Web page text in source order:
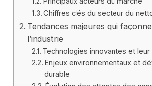
Chiffres clés du secteur du
Tendances majeures qui
l’industrie
Technologies innovantes et leur
Enjeux environnementaux et
durable